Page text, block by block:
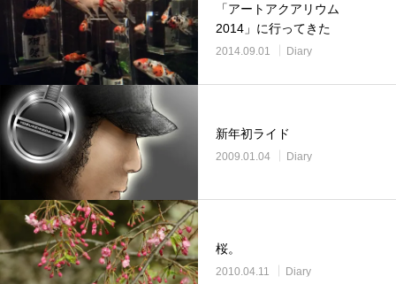
「アートアクアリウム
2014」に行ってきた
2014.09.01 Diary
新年初ライド
2009.01.04 Diary
桜。
2010.04.11 Diary